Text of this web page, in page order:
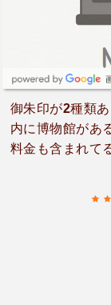
御朱印が2種類
内に博物館があ
料金も含まれて
た。ただし鳳凰